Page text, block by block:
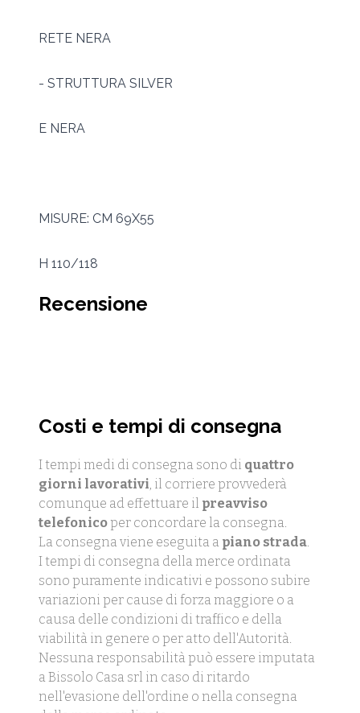
RETE NERA
- STRUTTURA SILVER
E NERA
MISURE: CM 69X55
H 110/118
Recensione
Costi e tempi di consegna
I tempi medi di consegna sono di quattro
giorni lavorativi, il corriere provvederà
comunque ad effettuare il preavviso
telefonicoper concordare la consegna.
La consegna viene eseguita a piano strada.
I tempi di consegna della merce ordinata
sono puramente indicativi e possono subire
variazioni per cause di forza maggiore o a
causa delle condizioni di traffico e della
viabilità in genere o per atto dell'Autorità.
Nessuna responsabilità può essere imputata
a Bissolo Casa srl in caso di ritardo
nell'evasione dell'ordine o nella consegna